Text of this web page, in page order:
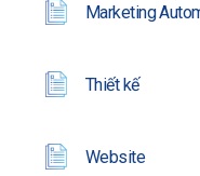
Marketing
Thiết kế
Website